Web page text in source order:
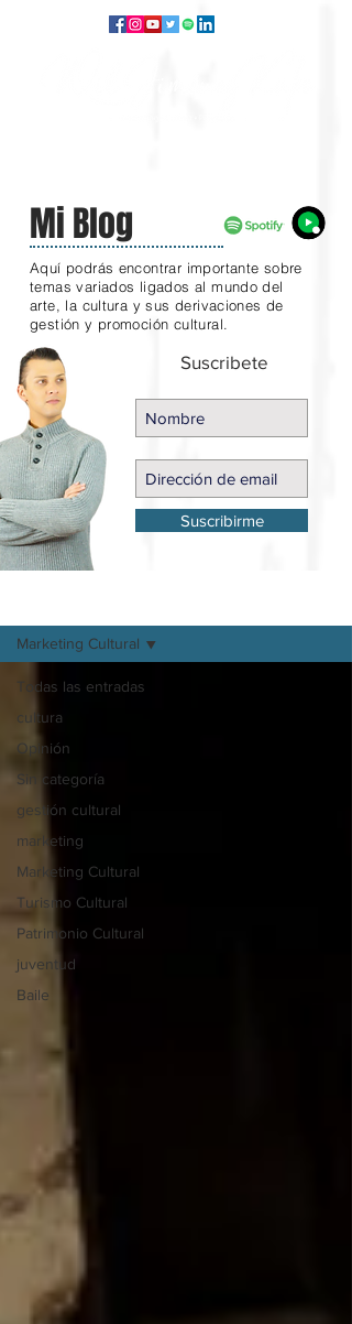
Mi Blog
Aquí podrás encontrar importante sobre
temas variados ligados al mundo del
arte, la cultura y sus derivaciones de
gestión y promoción cultural.
Suscribete
Suscribirme
Todas las entradas
cultura
Opinión
Sin categoría
gestión cultural
marketing
Marketing Cultural
Turismo Cultural
Patrimonio Cultural
juventud
Baile
Marketing Cultural